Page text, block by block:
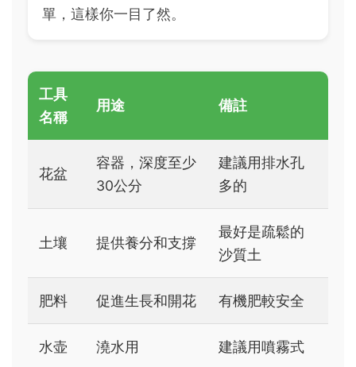
單，這樣你一目了然。
工具
名稱
用途 備註
花盆
容器，深度至少
30公分
建議用排水孔
多的
土壤 提供養分和支撐
最好是疏鬆的
沙質土
肥料 促進生長和開花 有機肥較安全
水壶 澆水用 建議用噴霧式